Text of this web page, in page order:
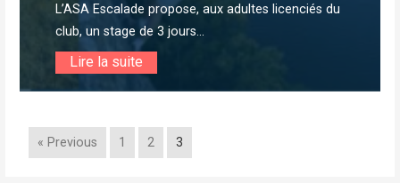
L’ASA Escalade propose, aux adultes licenciés du
club, un stage de 3 jours...
Lire la suite
« Previous 1 2 3